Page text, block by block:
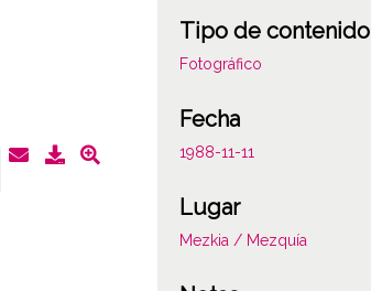
Tipo de contenido
Fotográfico
Fecha
1988-11-11
Lugar
Mezkia / Mezquía